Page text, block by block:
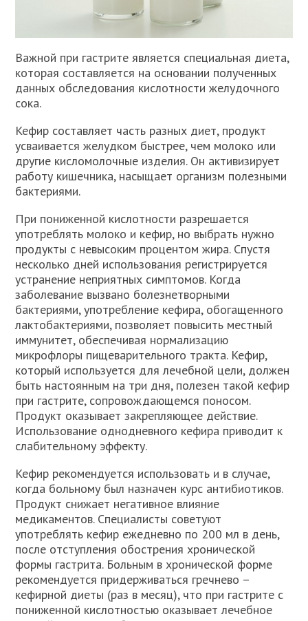
Важной при гастрите является специальная диета,
которая составляется на основании полученных
данных обследования кислотности желудочного
сока.
Кефир составляет часть разных диет, продукт
усваивается желудком быстрее, чем молоко или
другие кисломолочные изделия. Он активизирует
работу кишечника, насыщает организм полезными
бактериями.
При пониженной кислотности разрешается
употреблять молоко и кефир, но выбрать нужно
продукты с невысоким процентом жира. Спустя
несколько дней использования регистрируется
устранение неприятных симптомов. Когда
заболевание вызвано болезнетворными
бактериями, употребление кефира, обогащенного
лактобактериями, позволяет повысить местный
иммунитет, обеспечивая нормализацию
микрофлоры пищеварительного тракта. Кефир,
который используется для лечебной цели, должен
быть настоянным на три дня, полезен такой кефир
при гастрите, сопровождающемся поносом.
Продукт оказывает закрепляющее действие.
Использование однодневного кефира приводит к
слабительному эффекту.
Кефир рекомендуется использовать и в случае,
когда больному был назначен курс антибиотиков.
Продукт снижает негативное влияние
медикаментов. Специалисты советуют
употреблять кефир ежедневно по 200 мл в день,
после отступления обострения хронической
формы гастрита. Больным в хронической форме
рекомендуется придерживаться гречнево –
кефирной диеты (раз в месяц), что при гастрите с
пониженной кислотностью оказывает лечебное